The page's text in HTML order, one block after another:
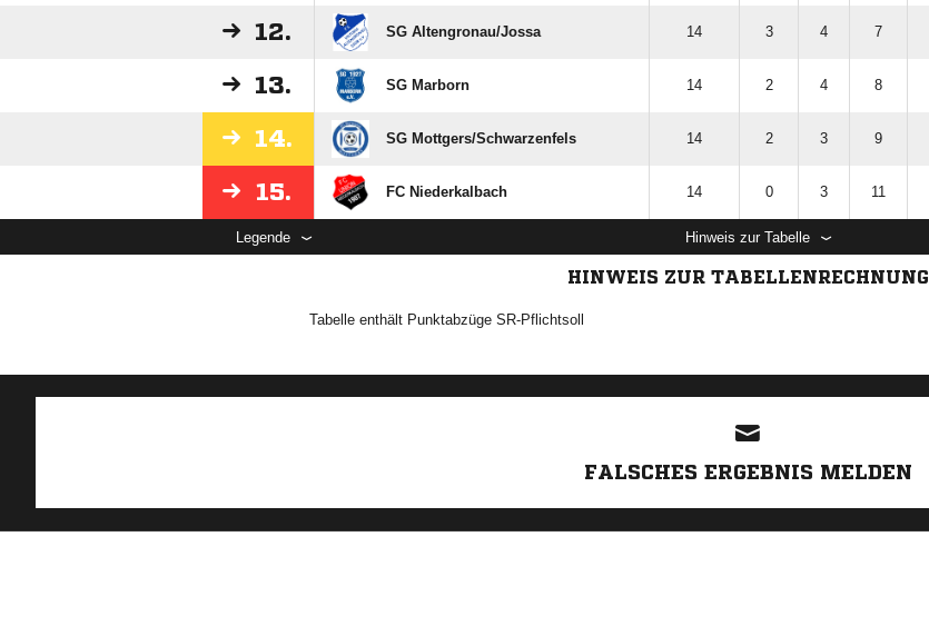
12. SG Altengronau/​Jossa 14 3 4 7
13. SG Marborn 14 2 4 8
14. SG Mottgers/​Schwarzenfels 14 2 3 9
15. FC Niederkalbach 14 0 3 11
Legende Hinweis zur Tabelle
HINWEIS ZUR TABELLENRECHNUNG
Tabelle enthält Punktabzüge SR-Pflichtsoll
FALSCHES ERGEBNIS MELDEN